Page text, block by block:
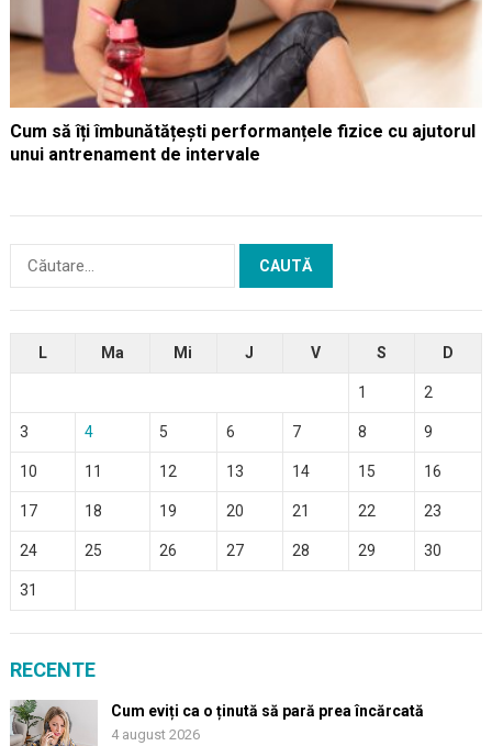
Cum să îți îmbunătățești performanțele fizice cu ajutorul
unui antrenament de intervale
după:
L Ma Mi J V S D
1 2
3 4 5 6 7 8 9
10 11 12 13 14 15 16
17 18 19 20 21 22 23
24 25 26 27 28 29 30
31
RECENTE
Cum eviți ca o ținută să pară prea încărcată
4 august 2026